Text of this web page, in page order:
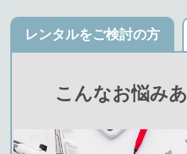
レンタルをご検討の方
こんなお悩み